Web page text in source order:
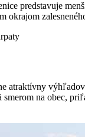
predstavuje
okrajom
atraktívny
smerom na obec,